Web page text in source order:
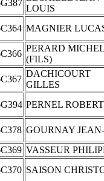
LOUIS
MAGNIER
PERARD
(FILS)
DACHICOURT
GILLES
PERNEL ROBERT
GOURNAY
VASSEUR
SAISON